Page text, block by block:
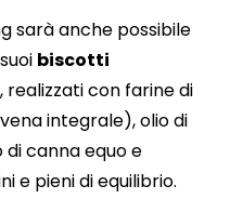
sarà anche possibile
biscotti
, realizzati con farine di
integrale), olio di
canna equo e
e pieni di equilibrio.